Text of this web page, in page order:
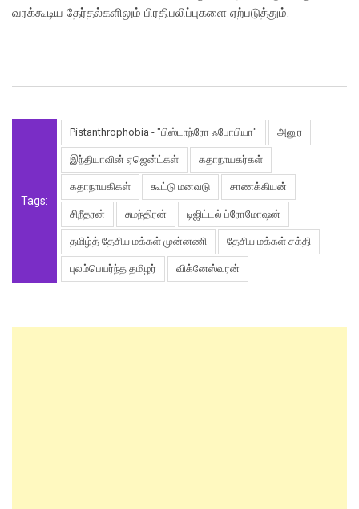
வரக்கூடிய தேர்தல்களிலும் பிரதிபலிப்புகளை ஏற்படுத்தும்.
Tags:
Pistanthrophobia - "பிஸ்டாந்ரோ ஃபோபியா" அனுர
இந்தியாவின் ஏஜென்ட்கள் கதாநாயகர்கள்
கதாநாயகிகள் கூட்டு மனவடு சாணக்கியன்
சிறீதரன் சுமந்திரன் டிஜிட்டல் ப்ரோமோஷன்
தமிழ்த் தேசிய மக்கள் முன்னணி தேசிய மக்கள் சக்தி
புலம்பெயர்ந்த தமிழர் விக்னேஸ்வரன்